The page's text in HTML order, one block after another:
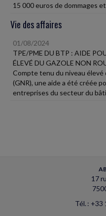
15 000 euros de dommages
Vie des affaires
01/08/2024
TPE/PME DU BTP : AIDE
ÉLEVÉ DU GAZOLE NON
Compte tenu du niveau
(GNR), une aide a été créée
entreprises du secteur du
17
Tél. : +33